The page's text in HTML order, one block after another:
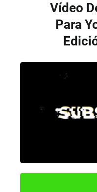
Vídeo
Para